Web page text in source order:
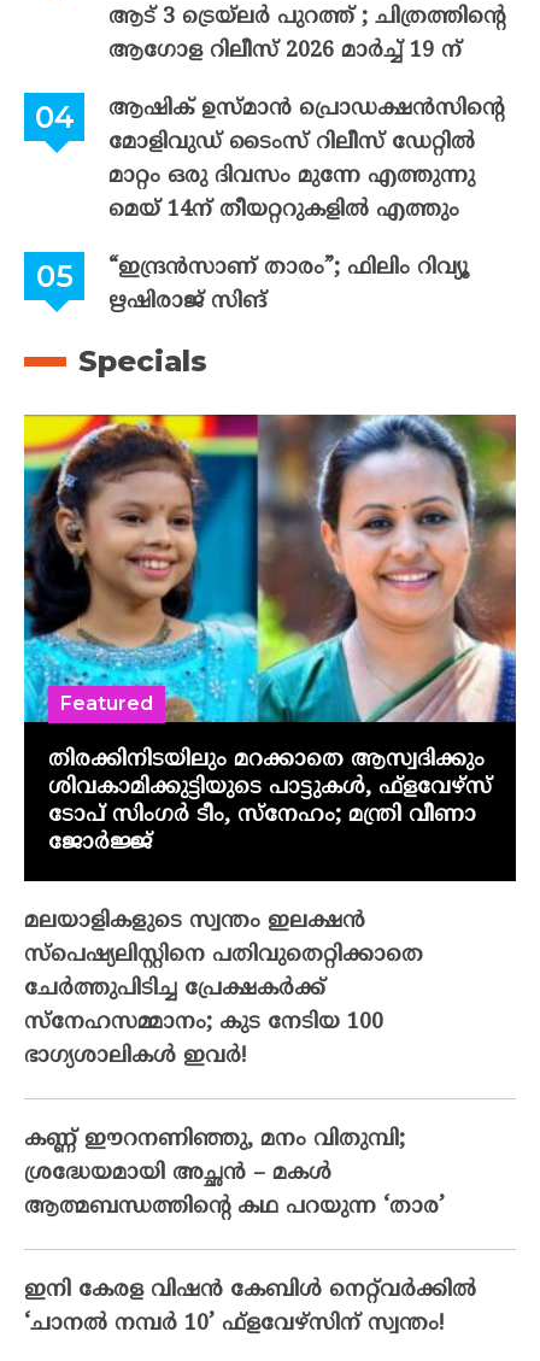
ആട് 3 ട്രെയ്‌ലർ പുറത്ത് ; ചിത്രത്തിന്റെ
ആഗോള റിലീസ് 2026 മാർച്ച് 19 ന്
ആഷിക് ഉസ്മാൻ പ്രൊഡക്ഷൻസിന്റെ
മോളിവുഡ് ടൈംസ് റിലീസ് ഡേറ്റിൽ
മാറ്റം ഒരു ദിവസം മുന്നേ എത്തുന്നു
മെയ് 14ന് തീയറ്ററുകളിൽ എത്തും
“ഇന്ദ്രൻസാണ് താരം”; ഫിലിം റിവ്യൂ
ഋഷിരാജ് സിങ്
Specials
തിരക്കിനിടയിലും മറക്കാതെ ആസ്വദിക്കും
ശിവകാമിക്കുട്ടിയുടെ പാട്ടുകൾ, ഫ്‌ളവേഴ്‌സ്
ടോപ് സിംഗർ ടീം, സ്നേഹം; മന്ത്രി വീണാ
ജോർജ്ജ്
Featured
മലയാളികളുടെ സ്വന്തം ഇലക്ഷന്‍
സ്‌പെഷ്യലിസ്റ്റിനെ പതിവുതെറ്റിക്കാതെ
ചേര്‍ത്തുപിടിച്ച പ്രേക്ഷകര്‍ക്ക്
സ്‌നേഹസമ്മാനം; കുട നേടിയ 100
ഭാഗ്യശാലികള്‍ ഇവര്‍!
കണ്ണ് ഈറനണിഞ്ഞു, മനം വിതുമ്പി;
ശ്രദ്ധേയമായി അച്ഛൻ – മകൾ
ആത്മബന്ധത്തിന്റെ കഥ പറയുന്ന ‘താര’
ഇനി കേരള വിഷൻ കേബിൾ നെറ്റ്‌വർക്കിൽ
‘ചാനൽ നമ്പർ 10’ ഫ്‌ളവേഴ്‌സിന് സ്വന്തം!